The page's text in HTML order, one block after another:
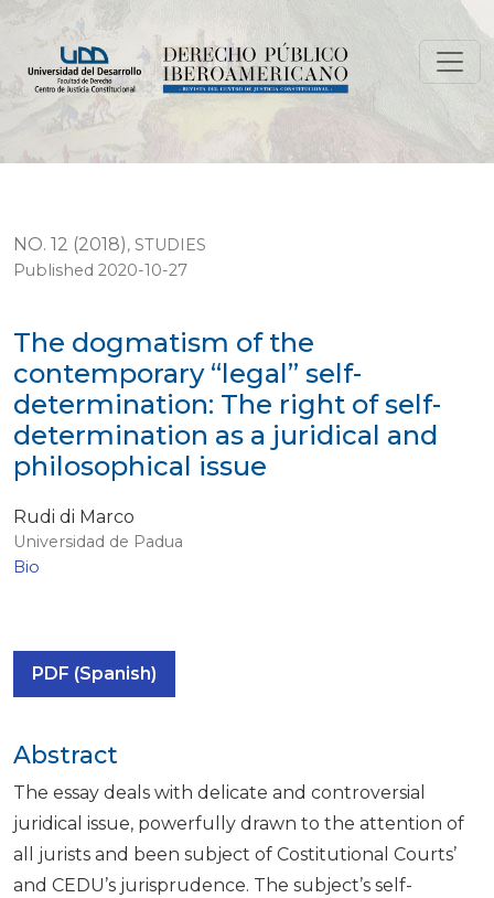
The dogmatism of the contemporary “legal” self-
NO. 12 (2018), STUDIES
The dogmatism of the
contemporary “legal” self-
determination: The right of self-
determination as a juridical and
philosophical issue
Published 2020-10-27
Rudi di Marco
Universidad de Padua
Bio
PDF (Spanish)
Abstract
The essay deals with delicate and controversial
juridical issue, powerfully drawn to the attention of
all jurists and been subject of Costitutional Courts’
and CEDU’s jurisprudence. The subject’s self-